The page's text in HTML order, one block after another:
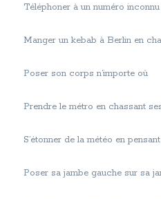
Téléphoner à un numéro
Manger un kebab à Berlin en
Poser son corps n’importe où
Prendre le métro en chassant
S’étonner de la météo en
Poser sa jambe gauche sur sa